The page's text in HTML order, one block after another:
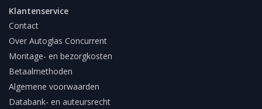
Klantenservice
Contact
Over Autoglas Concurrent
Montage- en bezorgkosten
Betaalmethoden
Algemene voorwaarden
Databank- en auteursrecht